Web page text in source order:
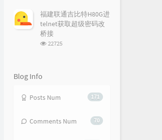
master/tcp.sh" && chmod +x
次
数:
福建联通吉比特H80G进
telnet获取超级密码改
桥接
浏
22725
Blog Info
171
Posts Num
70
Comments Num